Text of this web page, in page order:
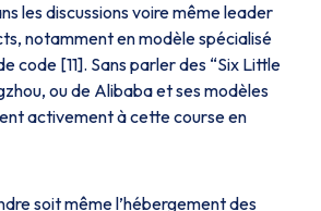
les discussions voire même leader
notamment en modèle spécialisé
code [11]. Sans parler des “Six Little
ou de Alibaba et ses modèles
activement à cette course en
soit même l’hébergement des